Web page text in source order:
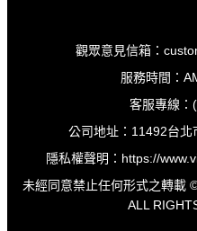
觀眾意見信箱：
服務時間：
客服專線：
公司地址：11492台
隱私權聲明： https://
未經同意禁止任何形式之轉載
ALL